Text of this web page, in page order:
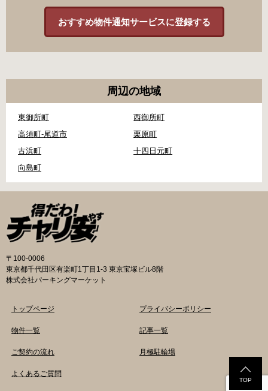
おすすめ物件通知サービスに登録する
周辺の地域
東御所町
西御所町
高須町-尾道市
栗原町
古浜町
十四日元町
向島町
〒100-0006
東京都千代田区有楽町1丁目1-3 東京宝塚ビル8階
株式会社パーキングマーケット
トップページ
物件一覧
ご契約の流れ
よくあるご質問
プライバシーポリシー
記事一覧
月極駐輪場
TOP